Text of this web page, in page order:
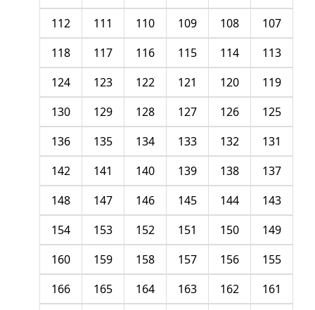
107
108
109
110
111
112
113
114
115
116
117
118
119
120
121
122
123
124
125
126
127
128
129
130
131
132
133
134
135
136
137
138
139
140
141
142
143
144
145
146
147
148
149
150
151
152
153
154
155
156
157
158
159
160
161
162
163
164
165
166